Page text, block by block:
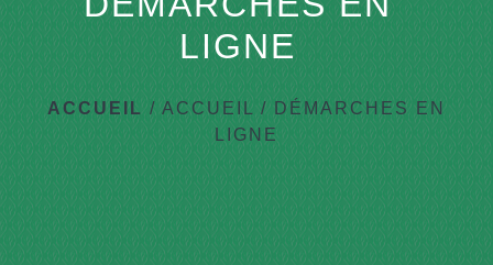
LIGNE
ACCUEIL/ACCUEIL / DÉMARCHES EN
LIGNE